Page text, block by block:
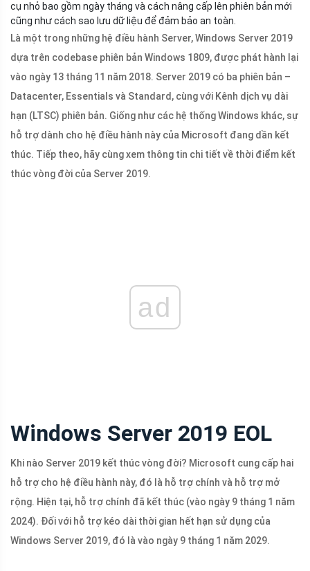
cụ nhỏ bao gồm ngày tháng và cách nâng cấp lên phiên bản mới
cũng như cách sao lưu dữ liệu để đảm bảo an toàn.
Là một trong những hệ điều hành Server, Windows Server 2019
dựa trên codebase phiên bản Windows 1809, được phát hành lại
vào ngày 13 tháng 11 năm 2018. Server 2019 có ba phiên bản –
Datacenter, Essentials và Standard, cùng với Kênh dịch vụ dài
hạn (LTSC) phiên bản. Giống như các hệ thống Windows khác, sự
hỗ trợ dành cho hệ điều hành này của Microsoft đang dần kết
thúc. Tiếp theo, hãy cùng xem thông tin chi tiết về thời điểm kết
thúc vòng đời của Server 2019.
ad
Windows Server 2019 EOL
Khi nào Server 2019 kết thúc vòng đời? Microsoft cung cấp hai
hỗ trợ cho hệ điều hành này, đó là hỗ trợ chính và hỗ trợ mở
rộng. Hiện tại, hỗ trợ chính đã kết thúc (vào ngày 9 tháng 1 năm
2024). Đối với hỗ trợ kéo dài thời gian hết hạn sử dụng của
Windows Server 2019, đó là vào ngày 9 tháng 1 năm 2029.